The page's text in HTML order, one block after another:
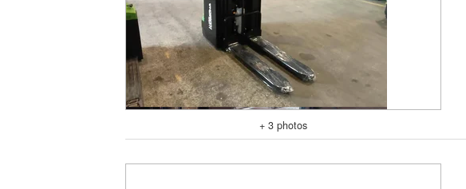
+ 3 photos